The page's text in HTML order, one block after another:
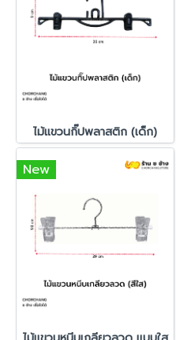
ไม้แขวนกิ๊ปพลาสติก (เด็ก)
New